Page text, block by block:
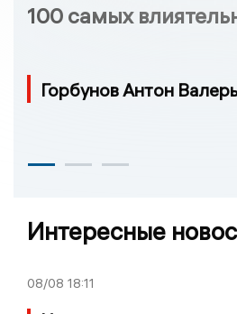
100 самых
Горбунов Антон
Интересные
08/08 18:11